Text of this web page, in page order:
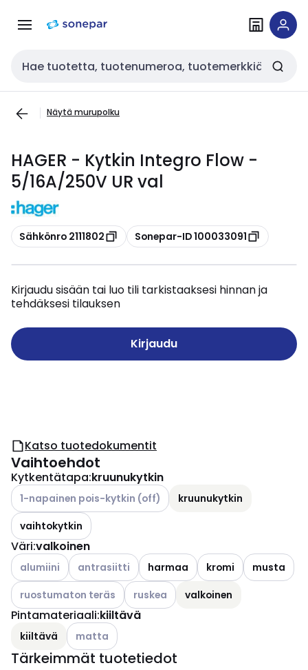
navigointiinsisältöön
Haku
Näytä murupolku
HAGER - Kytkin Integro Flow -
5/16A/250V UR val
Kopioi
Sähkönro 2111802 Kopioi
Sonepar-ID 100033091
Kirjaudu sisään tai luo tili tarkistaaksesi hinnan ja
tehdäksesi tilauksen
Kirjaudu
Katso tuotedokumentit
Vaihtoehdot
Kytkentätapa:kruunukytkin
Katso käytettävissä olevat vaihtoehdot
1-napainen pois-kytkin (off)
kruunukytkin
vaihtokytkin
Väri:valkoinen
Katso käytettävissä olevat vaihtoehdot
alumiini Katso käytettävissä olevat vaihtoehdot
antrasiitti harmaa kromi
musta
Katso käytettävissä olevat vaihtoehdot
ruostumaton teräs Katso käytettävissä olevat
ruskea valkoinen
Pintamateriaali:kiiltävä
kiiltävä Katso käytettävissä olevat vaihtoehdot
matta
Tärkeimmät tuotetiedot